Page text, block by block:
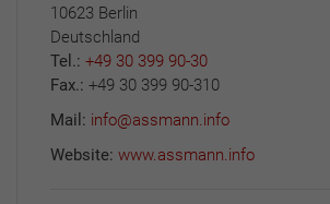
10623 Berlin
Deutschland
Tel.: +49 30 399 90-30
Fax.: +49 30 399 90-310
Mail: info@assmann.info
Website: www.assmann.info